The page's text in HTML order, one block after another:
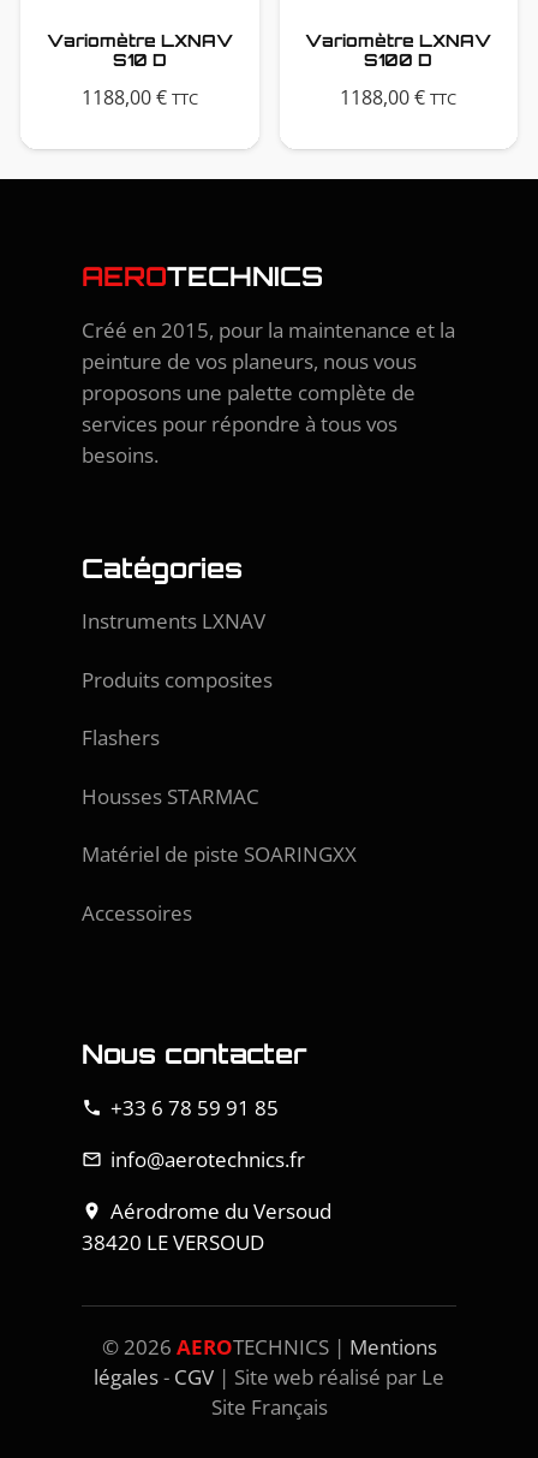
Variomètre LXNAV
S10 D
1188,00€ TTC
Variomètre LXNAV
S100 D
1188,00€ TTC
AEROTECHNICS
Créé en 2015, pour la maintenance et la
peinture de vos planeurs, nous vous
proposons une palette complète de
services pour répondre à tous vos
besoins.
Catégories
Instruments LXNAV
Produits composites
Flashers
Housses STARMAC
Matériel de piste SOARINGXX
Accessoires
Nous contacter
phone +33 6 78 59 91 85
mail_outline info@aerotechnics.fr
location_on Aérodrome du Versoud
38420 LE VERSOUD
© 2026 AEROTECHNICS | Mentions
légales- CGV | Site web réalisé par Le
Site Français